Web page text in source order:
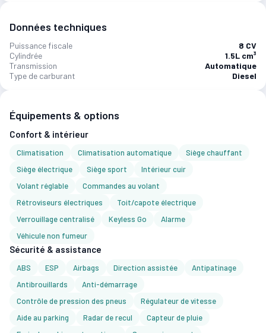
Données techniques
Puissance fiscale
8 CV
Cylindrée
1.5L cm³
Transmission
Automatique
Type de carburant
Diesel
Équipements & options
Confort & intérieur
Climatisation Climatisation automatique
Siège chauffant
Siège électrique
Siège sport
Intérieur cuir
Volant réglable
Commandes au volant
Rétroviseurs électriques
Toit/capote électrique
Verrouillage centralisé
Keyless Go
Alarme
Véhicule non fumeur
Sécurité & assistance
ABS ESP Airbags Direction assistée
Antipatinage
Antibrouillards
Anti-démarrage
Contrôle de pression des pneus
Régulateur de vitesse
Aide au parking
Radar de recul
Capteur de pluie